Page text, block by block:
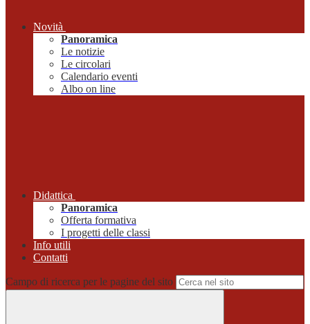
Novità
Panoramica
Le notizie
Le circolari
Calendario eventi
Albo on line
Didattica
Panoramica
Offerta formativa
I progetti delle classi
Info utili
Contatti
Campo di ricerca per le pagine del sito